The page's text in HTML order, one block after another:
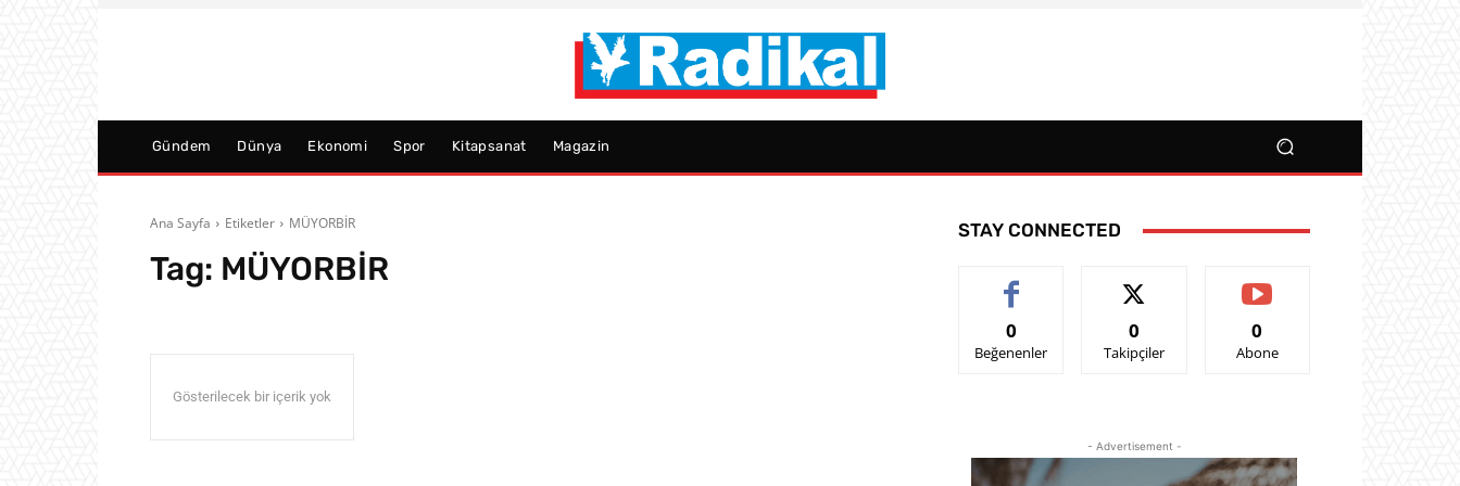
Gündem Dünya Ekonomi Spor Kitapsanat Magazin
Ana Sayfa Etiketler MÜYORBİR
Tag: MÜYORBİR
Gösterilecek bir içerik yok
STAY CONNECTED
0
Beğenenler
0
Takipçiler
0
Abone
- Advertisement -